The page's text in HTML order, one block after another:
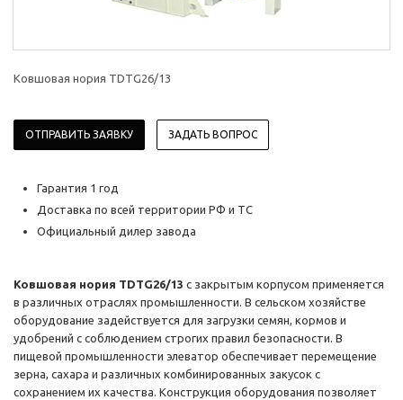
Ковшовая нория TDTG26/13
ОТПРАВИТЬ ЗАЯВКУ ЗАДАТЬ ВОПРОС
Гарантия 1 год
Доставка по всей территории РФ и ТС
Официальный дилер завода
Ковшовая нория TDTG26/13 с закрытым корпусом применяется
в различных отраслях промышленности. В сельском хозяйстве
оборудование задействуется для загрузки семян, кормов и
удобрений с соблюдением строгих правил безопасности. В
пищевой промышленности элеватор обеспечивает перемещение
зерна, сахара и различных комбинированных закусок с
сохранением их качества. Конструкция оборудования позволяет